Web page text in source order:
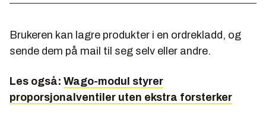
Brukeren kan lagre produkter i en ordrekladd, og
sende dem på mail til seg selv eller andre.
Les også: Wago-modul styrer
proporsjonalventiler uten ekstra forsterker